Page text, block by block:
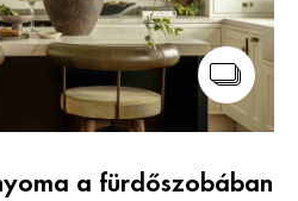
a fürdőszobában